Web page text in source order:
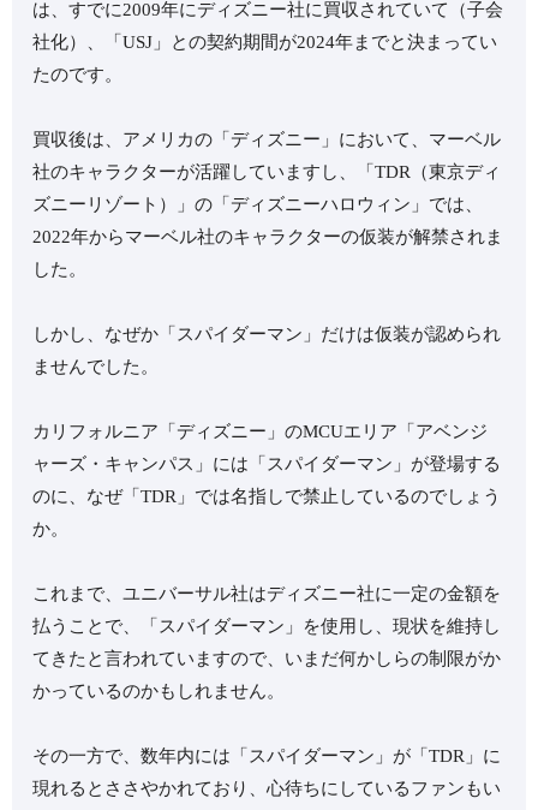
は、すでに2009年にディズニー社に買収されていて（子会
社化）、「USJ」との契約期間が2024年までと決まってい
たのです。
買収後は、アメリカの「ディズニー」において、マーベル
社のキャラクターが活躍していますし、「TDR（東京ディ
ズニーリゾート）」の「ディズニーハロウィン」では、
2022年からマーベル社のキャラクターの仮装が解禁されま
した。
しかし、なぜか「スパイダーマン」だけは仮装が認められ
ませんでした。
カリフォルニア「ディズニー」のMCUエリア「アベンジ
ャーズ・キャンパス」には「スパイダーマン」が登場する
のに、なぜ「TDR」では名指しで禁止しているのでしょう
か。
これまで、ユニバーサル社はディズニー社に一定の金額を
払うことで、「スパイダーマン」を使用し、現状を維持し
てきたと言われていますので、いまだ何かしらの制限がか
かっているのかもしれません。
その一方で、数年内には「スパイダーマン」が「TDR」に
現れるとささやかれており、心待ちにしているファンもい